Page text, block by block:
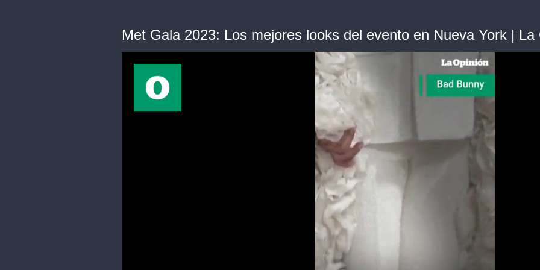
Met Gala 2023: Los mejores looks del evento en Nueva York | La